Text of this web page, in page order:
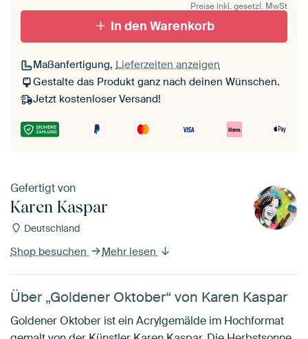
Preise inkl. gesetzl. MwSt
In den Warenkorb
Maßanfertigung, Lieferzeiten anzeigen
Gestalte das Produkt ganz nach deinen Wünschen.
Jetzt kostenloser Versand!
Gefertigt von
Karen Kaspar
Deutschland
Shop besuchen Mehr lesen
Über „Goldener Oktober“ von Karen Kaspar
Goldener Oktober ist ein Acrylgemälde im Hochformat